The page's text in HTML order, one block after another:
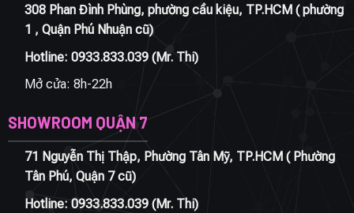
308 Phan Đình Phùng, phường cầu kiệu, TP.HCM ( phường
1 , Quận Phú Nhuận cũ)
Hotline: 0933.833.039(Mr. Thi)
Mở cửa: 8h-22h
SHOWROOM QUẬN 7
71 Nguyễn Thị Thập, Phường Tân Mỹ, TP.HCM ( Phường
Tân Phú, Quận 7 cũ)
Hotline: 0933.833.039(Mr. Thi)